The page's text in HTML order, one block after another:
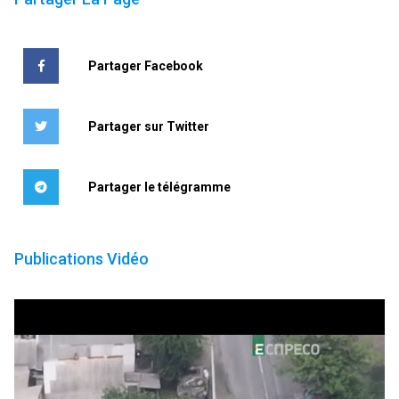
Partager Facebook
Partager sur Twitter
Partager le télégramme
Publications Vidéo